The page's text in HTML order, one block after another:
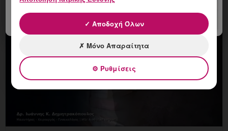
✓ Αποδοχή Όλων
✗ Μόνο Απαραίτητα
⚙ Ρυθμίσεις